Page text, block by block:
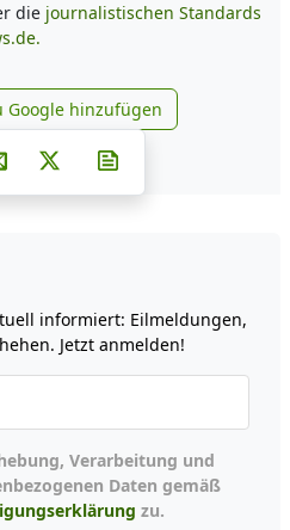
die journalistischen Standards
news.de zu Google
Google hinzufügen
auf Facebook
Teilen auf Whatsapp
Teilen auf Telegram
auf Pinterest
Per E-Mail teilen
Post auf X
informiert: Eilmeldungen,
Jetzt anmelden!
Daten gemäß
zu.